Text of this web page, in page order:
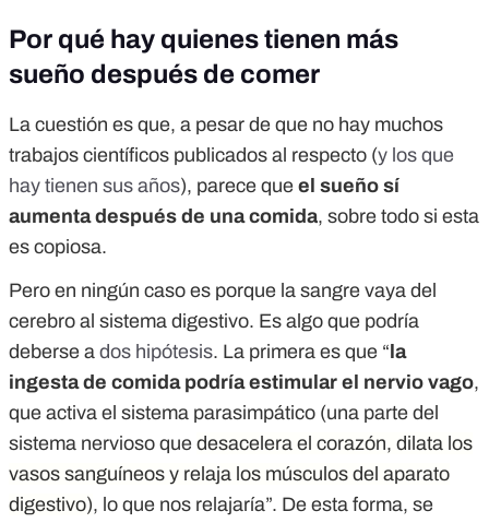
Por qué hay quienes tienen más
sueño después de comer
La cuestión es que, a pesar de que no hay muchos
trabajos científicos publicados al respecto (y los que
hay tienen sus años), parece que el sueño sí
aumenta después de una comida, sobre todo si esta
es copiosa.
Pero en ningún caso es porque la sangre vaya del
cerebro al sistema digestivo. Es algo que podría
deberse a dos hipótesis. La primera es que “ la
ingesta de comida podría estimular el nervio vago,
que activa el sistema parasimpático (una parte del
sistema nervioso que desacelera el corazón, dilata los
vasos sanguíneos y relaja los músculos del aparato
digestivo), lo que nos relajaría”. De esta forma, se